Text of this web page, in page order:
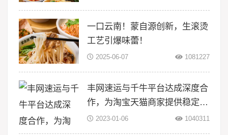
一口云南！蒙自源创新，生滚烫
工艺引爆味蕾！
2025-06-07 1081227
丰网速运与千牛平台达成深度合
作，为淘宝天猫商家提供稳定物
流服务
2023-01-06 1040311